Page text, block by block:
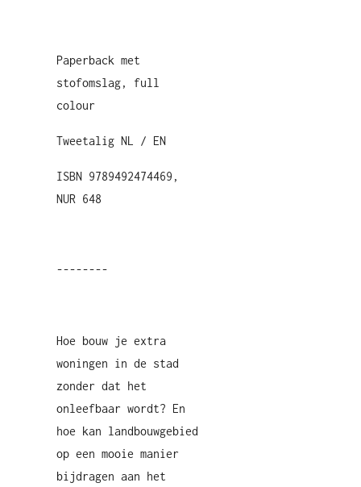
Paperback met
stofomslag, full
colour
Tweetalig NL / EN
ISBN 9789492474469,
NUR 648
--------
Hoe bouw je extra
woningen in de stad
zonder dat het
onleefbaar wordt? En
hoe kan landbouwgebied
op een mooie manier
bijdragen aan het